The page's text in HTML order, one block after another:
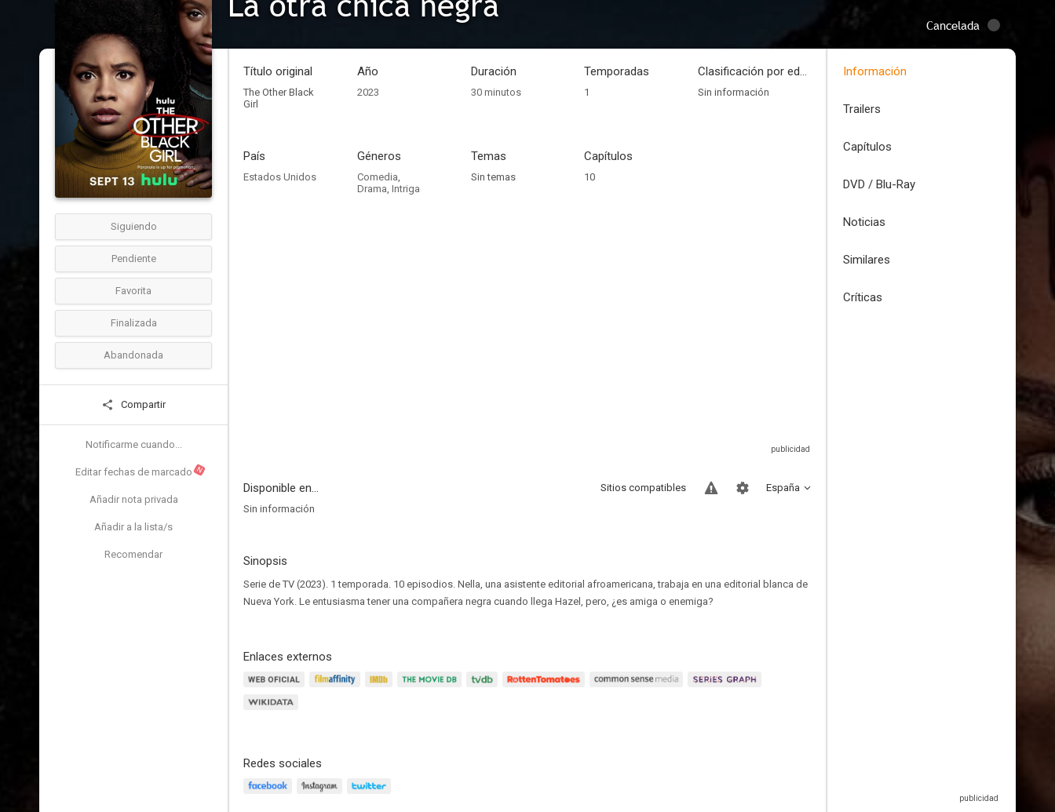
Cancelada
Siguiendo
Pendiente
Favorita
Finalizada
Abandonada
Compartir
Notificarme cuando...
Editar fechas de marcado N
Añadir nota privada
Añadir a la lista/s
Recomendar
Título original
The Other Black
Girl
Año
2023
Duración
30 minutos
Temporadas
1
Clasificación por edades
Sin información
País
Estados Unidos
Géneros
Comedia,
Drama, Intriga
Temas
Sin temas
Capítulos
10
Disponible en... España
Sitios compatibles
Sin información
Sinopsis
Serie de TV (2023). 1 temporada. 10 episodios. Nella, una asistente editorial afroamericana, trabaja en una editorial blanca de
Nueva York. Le entusiasma tener una compañera negra cuando llega Hazel, pero, ¿es amiga o enemiga?
Enlaces externos
Redes sociales
Información
Trailers
Capítulos
DVD / Blu-Ray
Noticias
Similares
Críticas